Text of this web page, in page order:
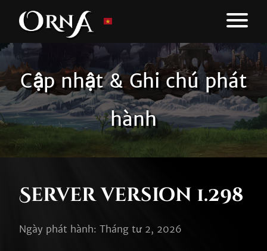
Cập nhật & Ghi chú phát
hành
Server version 1.298
Ngày phát hành: Tháng tư 2, 2026